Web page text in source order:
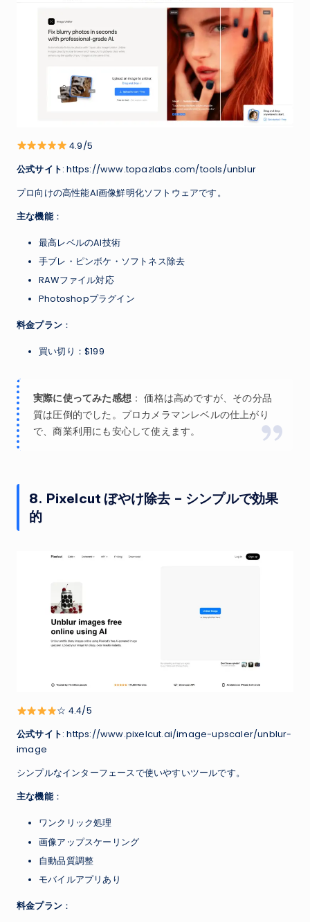
4.9/5
公式サイト: https://www.topazlabs.com/tools/unblur
プロ向けの高性能AI画像鮮明化ソフトウェアです。
主な機能：
最高レベルのAI技術
手ブレ・ピンボケ・ソフトネス除去
RAWファイル対応
Photoshopプラグイン
料金プラン ：
買い切り：$199
実際に使ってみた感想 ： 価格は高めですが、その分品
質は圧倒的でした。プロカメラマンレベルの仕上がり
で、商業利用にも安心して使えます。
8. Pixelcut ぼやけ除去 – シンプルで効果
的
☆ 4.4/5
公式サイト: https://www.pixelcut.ai/image-upscaler/unblur-
image
シンプルなインターフェースで使いやすいツールです。
主な機能：
ワンクリック処理
画像アップスケーリング
自動品質調整
モバイルアプリあり
料金プラン ：